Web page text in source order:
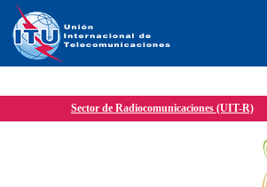
Sector de Radiocomunicaciones (UIT-R)